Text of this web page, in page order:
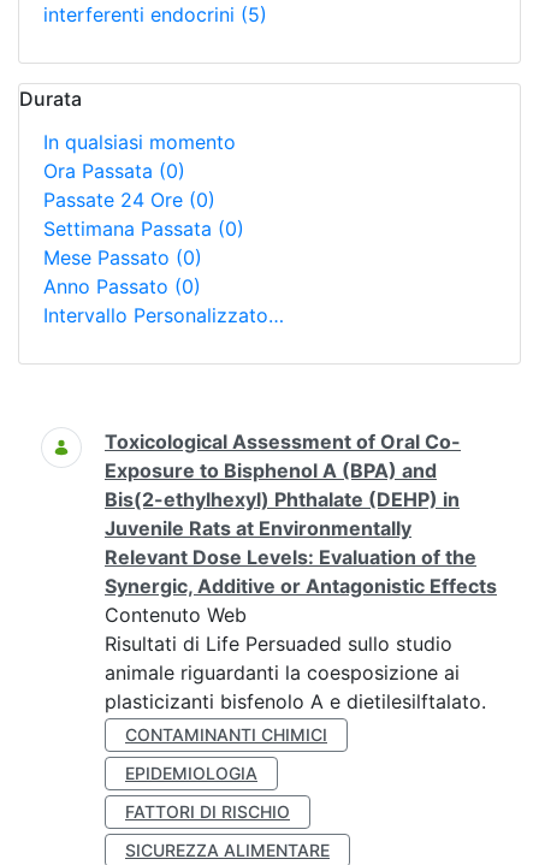
interferenti endocrini (5)
Durata
In qualsiasi momento
Ora Passata (0)
Passate 24 Ore (0)
Settimana Passata (0)
Mese Passato (0)
Anno Passato (0)
Intervallo Personalizzato…
Ricerca
Toxicological Assessment of Oral Co-
Exposure to Bisphenol A (BPA) and
Bis(2-ethylhexyl) Phthalate (DEHP) in
Juvenile Rats at Environmentally
Relevant Dose Levels: Evaluation of the
Synergic, Additive or Antagonistic Effects
Contenuto Web
Risultati di Life Persuaded sullo studio
animale riguardanti la coesposizione ai
plasticizanti bisfenolo A e dietilesilftalato.
CONTAMINANTI CHIMICI
EPIDEMIOLOGIA
FATTORI DI RISCHIO
SICUREZZA ALIMENTARE